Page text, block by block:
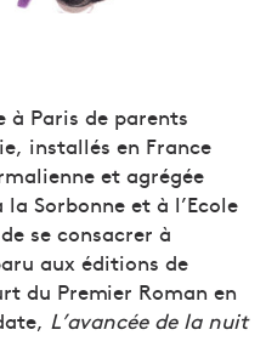
à Paris de parents
installés en France
et agrégée
Sorbonne et à l’Ecole
se consacrer à
aux éditions de
du Premier Roman en
L’avancée de la nuit